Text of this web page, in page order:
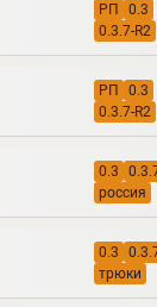
РП
0.3
0.3.7-R2
РП
0.3
0.3.7-R2
0.3
россия
0.3
трюки